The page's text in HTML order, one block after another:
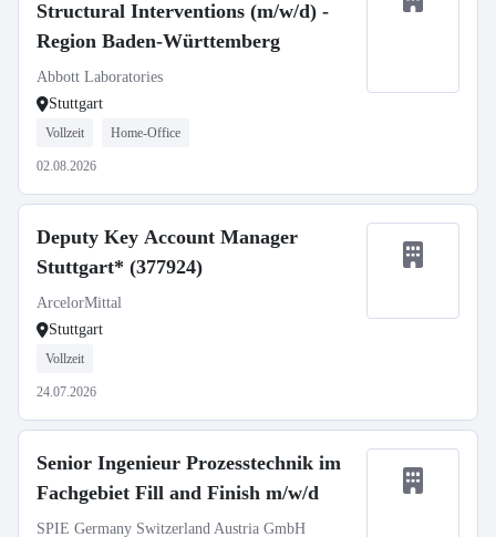
Structural Interventions (m/w/d) -
Region Baden-Württemberg
Abbott Laboratories
Stuttgart
Vollzeit Home-Office
02.08.2026
Deputy Key Account Manager
Stuttgart* (377924)
ArcelorMittal
Stuttgart
Vollzeit
24.07.2026
Senior Ingenieur Prozesstechnik im
Fachgebiet Fill and Finish m/w/d
SPIE Germany Switzerland Austria GmbH